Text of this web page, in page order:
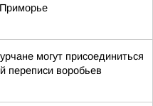
могут присоединиться
переписи воробьев